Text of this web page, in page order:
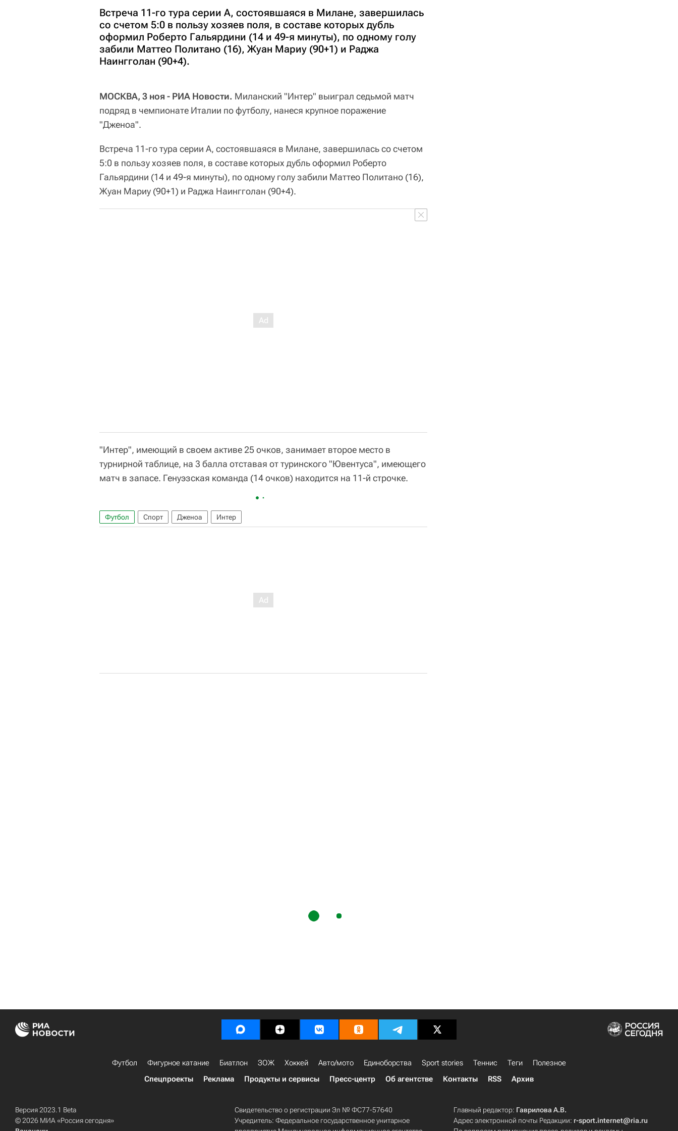
Встреча 11-го тура серии А, состоявшаяся в Милане, завершилась
со счетом 5:0 в пользу хозяев поля, в составе которых дубль
оформил Роберто Гальярдини (14 и 49-я минуты), по одному голу
забили Маттео Политано (16), Жуан Мариу (90+1) и Раджа
Наингголан (90+4).
МОСКВА, 3 ноя - РИА Новости. Миланский "Интер" выиграл седьмой матч
подряд в чемпионате Италии по футболу, нанеся крупное поражение
"Дженоа".
Встреча 11-го тура серии А, состоявшаяся в Милане, завершилась со счетом
5:0 в пользу хозяев поля, в составе которых дубль оформил Роберто
Гальярдини (14 и 49-я минуты), по одному голу забили Маттео Политано (16),
Жуан Мариу (90+1) и Раджа Наингголан (90+4).
"Интер", имеющий в своем активе 25 очков, занимает второе место в
турнирной таблице, на 3 балла отставая от туринского "Ювентуса", имеющего
матч в запасе. Генуэзская команда (14 очков) находится на 11-й строчке.
Футбол Спорт Дженоа Интер
Футбол Фигурное катание Биатлон ЗОЖ Хоккей Авто/мото Единоборства Sport stories Теннис Теги
Полезное
Спецпроекты
Реклама Продукты и сервисы Пресс-центр Об агентстве Контакты RSS Архив
Версия 2023.1 Beta
© 2026 МИА «Россия сегодня»
Свидетельство о регистрации Эл № ФС77-57640
Учредитель: Федеральное государственное унитарное
Главный редактор: Гаврилова А.В.
Адрес электронной почты Редакции: r-sport.internet@ria.ru